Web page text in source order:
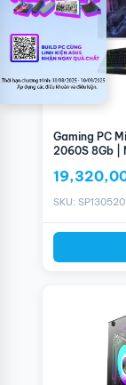
Gaming PC
2060S 8Gb |
SKU: